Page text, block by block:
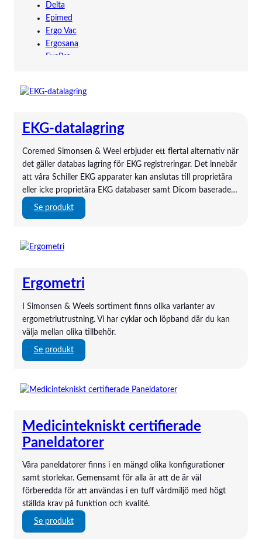
Delta
Epimed
Ergo Vac
Ergosana
EyePro
HandyVAQ
Kaya
Mindray
Mindray
Novak
ORSIM
P3 Medical
Quickels
SAM Medical
TechniCare
The Birth Sling
TruCorp
VausSim
Weinnmann
WinComm
Xavant
ZAC
EKG-datalagring
Coremed Simonsen & Weel erbjuder ett flertal alternativ när
det gäller databas lagring för EKG registreringar. Det innebär
att våra Schiller EKG apparater kan anslutas till proprietära
eller icke proprietära EKG databaser samt Dicom baserade…
Se produkt:
E
a
a
l
a
g
r
n
Ergometri
I Simonsen & Weels sortiment finns olika varianter av
ergometriutrustning. Vi har cyklar och löpband där du kan
välja mellan olika tillbehör.
Se produkt:
E
g
e
t
r
i
Medicintekniskt certifierade
Paneldatorer
Våra paneldatorer finns i en mängd olika konfigurationer
samt storlekar. Gemensamt för alla är att de är väl
förberedda för att användas i en tuff vårdmiljö med högt
ställda krav på funktion och kvalité.
Se produkt:
M